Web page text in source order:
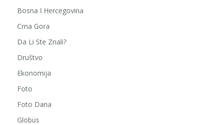
Bosna I Hercegovina
Crna Gora
Da Li Ste Znali?
Društvo
Ekonomija
Foto
Foto Dana
Globus